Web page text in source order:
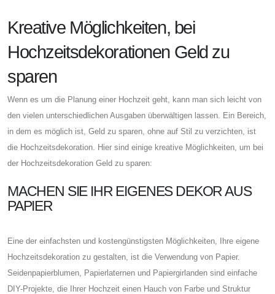
Kreative Möglichkeiten, bei
Hochzeitsdekorationen Geld zu
sparen
Wenn es um die Planung einer Hochzeit geht, kann man sich leicht von
den vielen unterschiedlichen Ausgaben überwältigen lassen. Ein Bereich,
in dem es möglich ist, Geld zu sparen, ohne auf Stil zu verzichten, ist
die Hochzeitsdekoration. Hier sind einige kreative Möglichkeiten, um bei
der Hochzeitsdekoration Geld zu sparen:
MACHEN SIE IHR EIGENES DEKOR AUS
PAPIER
Eine der einfachsten und kostengünstigsten Möglichkeiten, Ihre eigene
Hochzeitsdekoration zu gestalten, ist die Verwendung von Papier.
Seidenpapierblumen, Papierlaternen und Papiergirlanden sind einfache
DIY-Projekte, die Ihrer Hochzeit einen Hauch von Farbe und Struktur